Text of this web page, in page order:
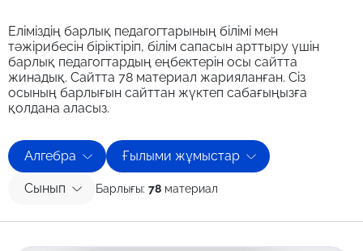
Еліміздің барлық педагогтарының білімі мен
тәжірибесін біріктіріп, білім сапасын арттыру үшін
барлық педагогтардың еңбектерін осы сайтта
жинадық. Сайтта 78 материал жарияланған. Сіз
осының барлығын сайттан жүктеп сабағыңызға
қолдана аласыз.
Алгебра Ғылыми жұмыстар
Сынып Барлығы: 78 материал